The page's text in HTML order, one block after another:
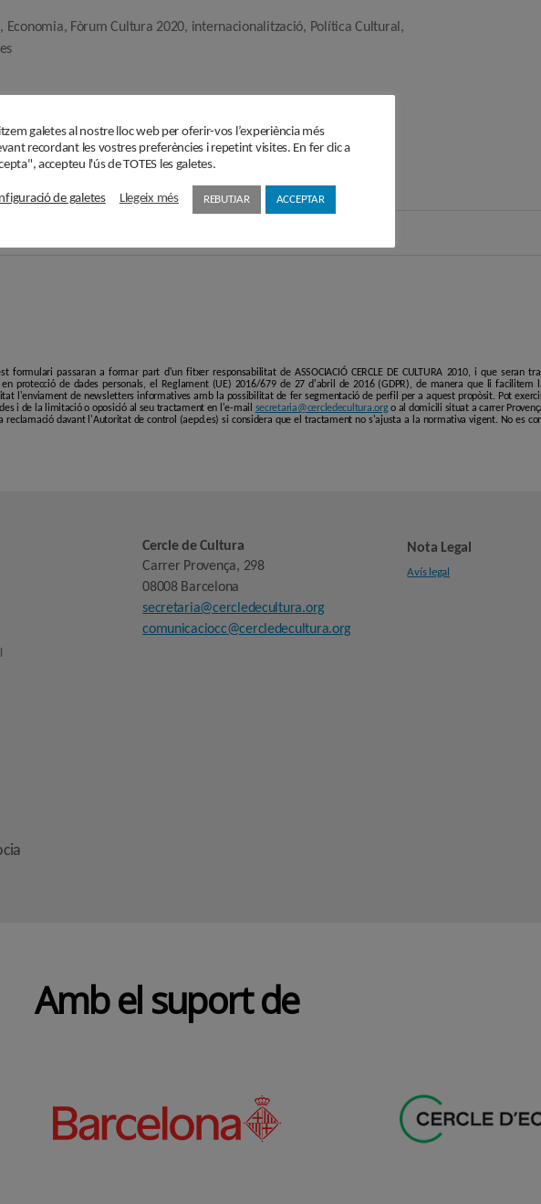
, Economia, Fòrum Cultura 2020, internacionalització, Política Cultural ,
te a la Newsletter
passaran a formar part d'un fitxer responsabilitat de ASSOCIACIÓ CERCLE DE CULTURA 2010, i que seran
protecció de dades personals, el Reglament (UE) 2016/679 de 27 d'abril de 2016 (GDPR), de manera que li facilitem
l'enviament de newsletters informatives amb la possibilitat de fer segmentació de perfil per a aquest propòsit. Pot
i de la limitació o oposició al seu tractament en l'e-mail secretaria@cercledecultura.orgo al domicili situat a carrer
reclamació davant l'Autoritat de control (aepd.es) si considera que el tractament no s'ajusta a la normativa vigent. No es
Cercle de Cultura
Carrer Provença, 298
08008 Barcelona
secretaria@cercledecultura.org
comunicaciocc@cercledecultura.org
Nota Legal
Avís legal
Amb el suport de
galetes al nostre lloc web per oferir-vos l’experiència més
recordant les vostres preferències i repetint visites. En fer clic a
accepteu l'ús de TOTES les galetes.
de galetes Llegeix més REBUTJAR ACCEPTAR